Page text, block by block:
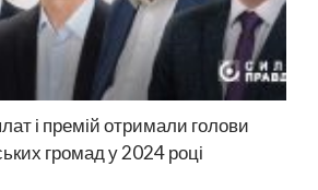
і премій отримали голови
громад у 2024 році